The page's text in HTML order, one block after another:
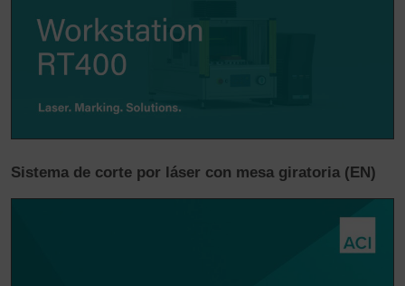
Sistema de corte por láser con mesa giratoria (EN)